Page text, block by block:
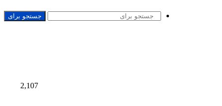
جستجو برای
2,107